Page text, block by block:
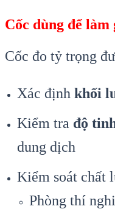
Cốc dùng để làm
Cốc đo tỷ trọng
Xác định khối
Kiểm tra độ
dung dịch
Kiểm soát chất
Phòng thí